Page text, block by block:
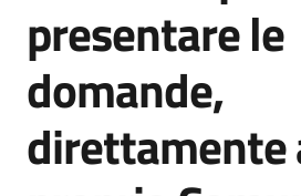
presentare le
domande,
direttamente